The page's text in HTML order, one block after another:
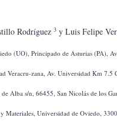
Rodríguez 3 y Luis Felipe